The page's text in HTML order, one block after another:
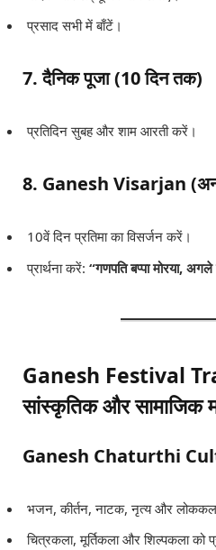
प्रसाद सभी में बाँटें।
7. दैनिक पूजा (10 दिन तक)
प्रतिदिन सुबह और शाम आरती करें।
8. Ganesh Visarjan
10वें दिन प्रतिमा का विसर्जन करें।
प्रार्थना करें: “गणपति बप्पा मोरया,
Ganesh Festival
सांस्कृतिक और सामाजिक
Ganesh Chaturthi
भजन, कीर्तन, नाटक, नृत्य और
चित्रकला, मूर्तिकला और शिल्पकला को